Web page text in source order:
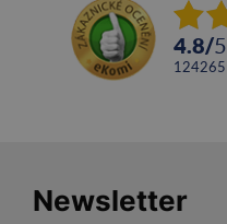
4.8/5
124265
Newsletter